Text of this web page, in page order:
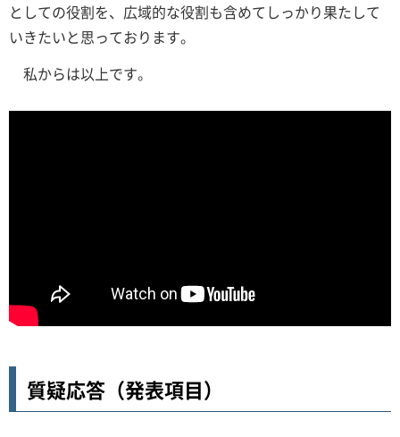
としての役割を、広域的な役割も含めてしっかり果たして
いきたいと思っております。
私からは以上です。
質疑応答（発表項目）